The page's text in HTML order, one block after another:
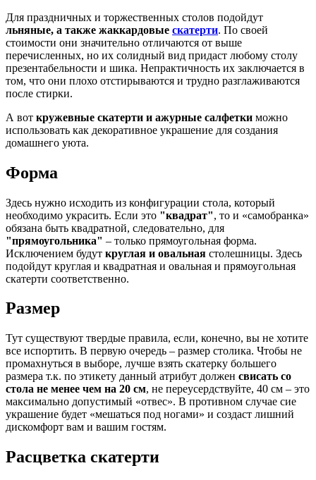
Для праздничных и торжественных столов подойдут
льняные, а также жаккардовые скатерти. По своей
стоимости они значительно отличаются от выше
перечисленных, но их солидный вид придаст любому столу
презентабельности и шика. Непрактичность их заключается в
том, что они плохо отстирываются и трудно разглаживаются
после стирки.
А вот кружевные скатерти и ажурные салфетки можно
использовать как декоративное украшение для создания
домашнего уюта.
Форма
Здесь нужно исходить из конфигурации стола, который
необходимо украсить. Если это "квадрат", то и «самобранка»
обязана быть квадратной, следовательно, для
"прямоугольника" – только прямоугольная форма.
Исключением будут круглая и овальная столешницы. Здесь
подойдут круглая и квадратная и овальная и прямоугольная
скатерти соответственно.
Размер
Тут существуют твердые правила, если, конечно, вы не хотите
все испортить. В первую очередь – размер столика. Чтобы не
промахнуться в выборе, лучше взять скатерку большего
размера т.к. по этикету данный атрибут должен свисать со
стола не менее чем на 20 см, не переусердствуйте, 40 см – это
максимально допустимый «отвес». В противном случае сие
украшение будет «мешаться под ногами» и создаст лишний
дискомфорт вам и вашим гостям.
Расцветка скатерти